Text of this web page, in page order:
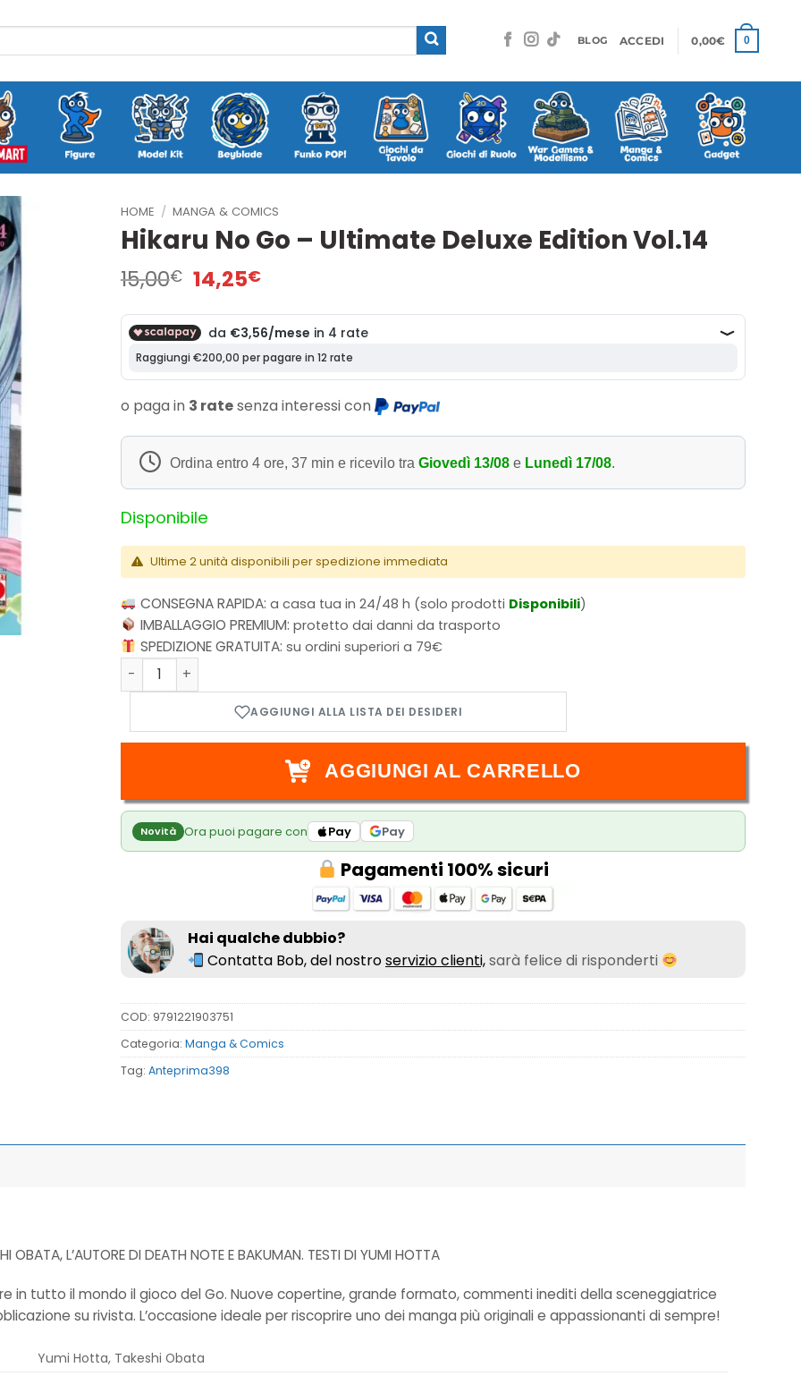
BLOG ACCEDI 0,00€ 0
HOME / MANGA & COMICS
Hikaru No Go – Ultimate Deluxe Edition Vol.14
15,00€ Il
prezzo
originale
era:
15,00€.
14,25€Il
attuale
è:
14,25€.
o paga in 3 ratesenza interessi con
Ordina entro 4 ore, 37 min e ricevilo tra Giovedì 13/08e Lunedì 17/08.
Disponibile
Ultime 2 unità disponibili per spedizione immediata
CONSEGNA RAPIDA: a casa tua in 24/48 h (solo prodotti Disponibili)
IMBALLAGGIO PREMIUM: protetto dai danni da trasporto
SPEDIZIONE GRATUITA: su ordini superiori a 79€
Hikaru No Go - Ultimate Deluxe Edition Vol.14 quantità
AGGIUNGI AL CARRELLO
Novità Ora puoi pagare con Pay Pay
Pagamenti 100% sicuri
Hai qualche dubbio?
Contatta Bob, del nostroservizio clienti,sarà felice di risponderti
COD: 9791221903751
Categoria: Manga & Comics
Tag: Anteprima398
OBATA, L’AUTORE DI DEATH NOTE E BAKUMAN. TESTI DI YUMI HOTTA
in tutto il mondo il gioco del Go. Nuove copertine, grande formato, commenti inediti della sceneggiatrice
su rivista. L’occasione ideale per riscoprire uno dei manga più originali e appassionanti di sempre!
Yumi Hotta, Takeshi Obata